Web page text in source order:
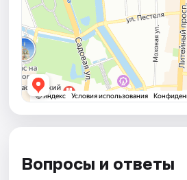
Вопросы и ответы